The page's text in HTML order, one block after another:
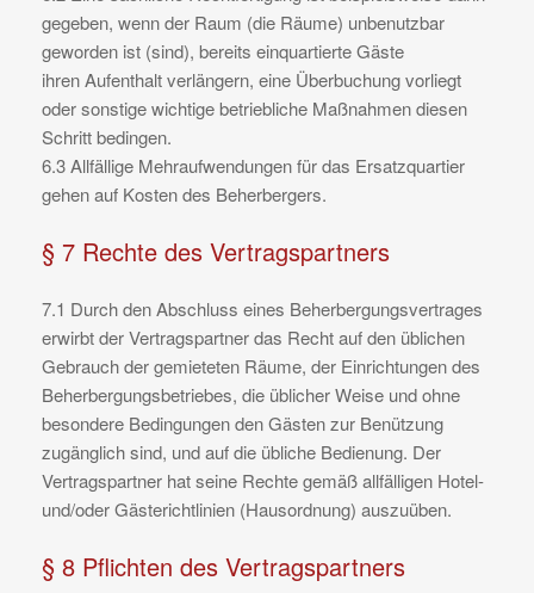
gegeben, wenn der Raum (die Räume) unbenutzbar
geworden ist (sind), bereits einquartierte Gäste
ihren Aufenthalt verlängern, eine Überbuchung vorliegt
oder sonstige wichtige betriebliche Maßnahmen diesen
Schritt bedingen.
6.3 Allfällige Mehraufwendungen für das Ersatzquartier
gehen auf Kosten des Beherbergers.
§ 7 Rechte des Vertragspartners
7.1 Durch den Abschluss eines Beherbergungsvertrages
erwirbt der Vertragspartner das Recht auf den üblichen
Gebrauch der gemieteten Räume, der Einrichtungen des
Beherbergungsbetriebes, die üblicher Weise und ohne
besondere Bedingungen den Gästen zur Benützung
zugänglich sind, und auf die übliche Bedienung. Der
Vertragspartner hat seine Rechte gemäß allfälligen Hotel-
und/oder Gästerichtlinien (Hausordnung) auszuüben.
§ 8 Pflichten des Vertragspartners